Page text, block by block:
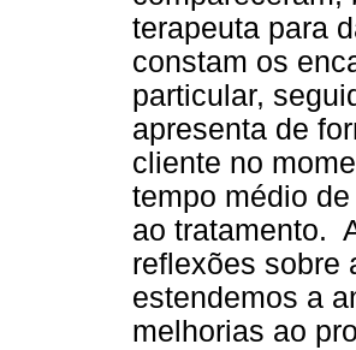
terapeuta para
constam os
particular,
apresenta de
cliente no
tempo médio
ao tratamento.
reflexões sobre
estendemos a
melhorias ao